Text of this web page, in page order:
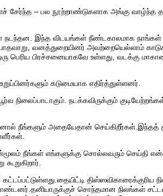
சேர்ந்த – பல நூற்றாண்டுகளாக அங்கு
இந்த விடயங்கள் நீண்டகாலமாக நாங்கள்
வனத்துறையினர் அவற்றையெல்லாம்
பிரச்சனையாகவே உள்ளது, வடக்கு
கடுமையாக எதிர்த்துள்ளனர்.
நிலைப்பாடாகும். நடக்கவிருக்கும்
அதையேதான் செய்கிறீர்கள்.இந்தத்
நீங்கள் எங்களுக்கு சொல்லவரும் செய்தி
சொந்தமான நிலங்கள்